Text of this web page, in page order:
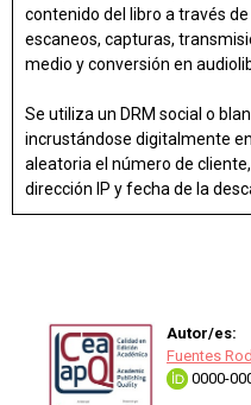
contenido del libro a través
escaneos, capturas,
medio y conversión en
Se utiliza un DRM social o
incrustándose digitalmente
aleatoria el número de
dirección IP y fecha de la
Autor/es:
Fuentes
0000-